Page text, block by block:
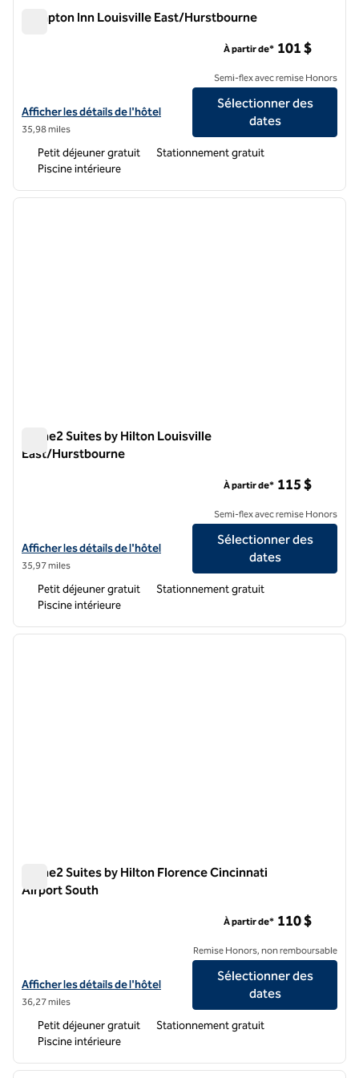
Hampton Inn Louisville East/Hurstbourne
Afficher les détails de l'hôtel Hampton Inn Louisville East/
Afficher les détails de l'hôtel
35,98 miles
À partir de* 101 $
Semi-flex avec remise Honors
Sélectionner des
dates
Petit déjeuner gratuit
Stationnement gratuit
Piscine intérieure
1 sur 12
Home2 Suites by Hilton Louisville
East/Hurstbourne
Afficher les détails de l'hôtel Home2 Suites by Hilton Louisville
Afficher les détails de l'hôtel
35,97 miles
À partir de* 115 $
Semi-flex avec remise Honors
Sélectionner des
dates
Petit déjeuner gratuit
Stationnement gratuit
Piscine intérieure
1 sur 12
Home2 Suites by Hilton Florence Cincinnati
Airport South
Afficher les détails de l'hôtel Home2 Suites by Hilton Florence
Afficher les détails de l'hôtel
36,27 miles
À partir de* 110 $
Remise Honors, non remboursable
Sélectionner des
dates
Petit déjeuner gratuit
Stationnement gratuit
Piscine intérieure